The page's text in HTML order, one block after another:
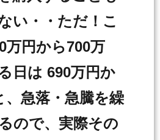
い・・ただ！こ
円から700万
日は 690万円か
、急落・急騰を繰
ので、実際その